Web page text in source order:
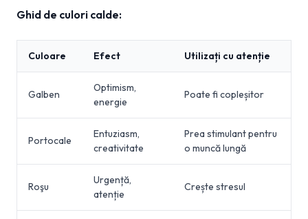
Ghid de culori calde:
Culoare Efect Utilizați cu atenție
Galben
Optimism,
energie
Poate fi copleșitor
Portocale
Entuziasm,
creativitate
Prea stimulant pentru
o muncă lungă
Roşu
Urgență,
atenție
Crește stresul